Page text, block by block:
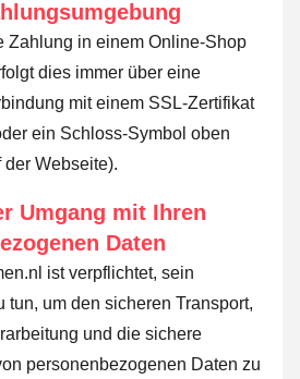
Zahlung in einem Online-Shop
dies immer über eine
mit einem SSL-Zertifikat
ein Schloss-Symbol oben
Webseite).
Umgang mit Ihren
Daten
ist verpflichtet, sein
tun, um den sicheren Transport,
und die sichere
personenbezogenen Daten zu